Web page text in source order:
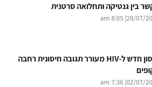
בין גנטיקה ותחלואה סרטנית
28/07/
| 8:05 am
חיסון חדש ל-HIV מעורר תגובה חיסונית רחבה
02/07/
| 7:36 am